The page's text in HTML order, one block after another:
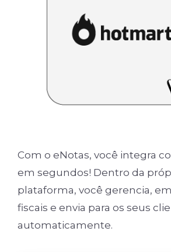
Com o eNotas, você integra
em segundos! Dentro da
plataforma, você gerencia,
fiscais e envia para os seus
automaticamente.